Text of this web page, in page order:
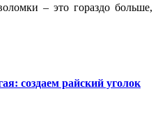
– это гораздо больше,
создаем райский уголок